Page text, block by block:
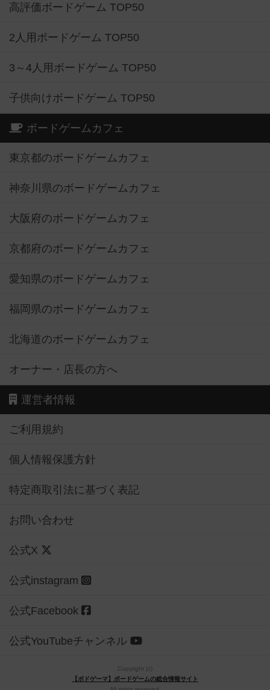
高評価ボードゲーム TOP50
2人用ボードゲーム TOP50
3～4人用ボードゲーム TOP50
子供向けボードゲーム TOP50
ボードゲームカフェ
東京都のボードゲームカフェ
神奈川県のボードゲームカフェ
大阪府のボードゲームカフェ
京都府のボードゲームカフェ
愛知県のボードゲームカフェ
福岡県のボードゲームカフェ
北海道のボードゲームカフェ
オーナー・店長の方へ
運営者情報
ご利用規約
個人情報保護方針
特定商取引法に基づく表記
お問い合わせ
公式X
公式instagram
公式Facebook
公式YouTubeチャンネル
Copyright (c)
【ボドゲーマ】ボードゲームの総合情報サイト